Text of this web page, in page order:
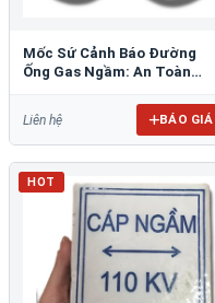
Mốc Sứ Cảnh Báo Đường
Ống Gas Ngầm: An Toàn
Liên hệ BÁO GIÁ
HOT